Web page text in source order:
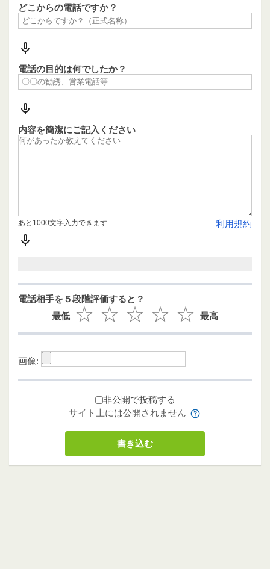
どこからの電話ですか？
電話の目的は何でしたか？
内容を簡潔にご記入ください
利用規約
あと1000文字入力できます
電話相手を５段階評価すると？
最低
最高
画像:
非公開で投稿する
サイト上には公開されません